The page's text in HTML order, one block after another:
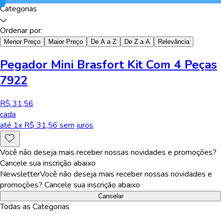
Categorias
Ordenar por:
Menor Preço Maior Preço De A a Z De Z a A Relevância
Pegador Mini Brasfort Kit Com 4 Peças
7922
R$ 31,56
cada
até 1x R$ 31,56 sem juros
Você não deseja mais receber nossas novidades e promoções?
Cancele sua inscrição abaixo
NewsletterVocê não deseja mais receber nossas novidades e
promoções? Cancele sua inscrição abaixo
Cancelar
Todas as Categorias